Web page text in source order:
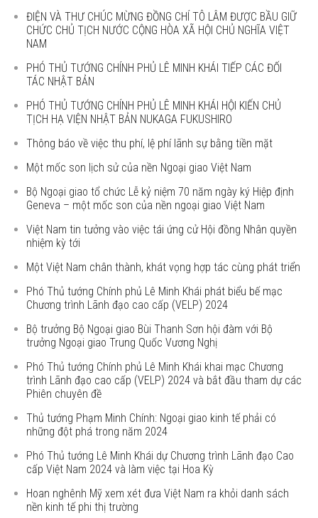
ĐIỆN VÀ THƯ CHÚC MỪNG ĐỒNG CHÍ TÔ LÂM ĐƯỢC BẦU GIỮ
CHỨC CHỦ TỊCH NƯỚC CỘNG HÒA XÃ HỘI CHỦ NGHĨA VIỆT
NAM
PHÓ THỦ TƯỚNG CHÍNH PHỦ LÊ MINH KHÁI TIẾP CÁC ĐỐI
TÁC NHẬT BẢN
PHÓ THỦ TƯỚNG CHÍNH PHỦ LÊ MINH KHÁI HỘI KIẾN CHỦ
TỊCH HẠ VIỆN NHẬT BẢN NUKAGA FUKUSHIRO
Thông báo về việc thu phí, lệ phí lãnh sự bằng tiền mặt
Một mốc son lịch sử của nền Ngoại giao Việt Nam
Bộ Ngoại giao tổ chức Lễ kỷ niệm 70 năm ngày ký Hiệp định
Geneva – một mốc son của nền ngoại giao Việt Nam
Việt Nam tin tưởng vào việc tái ứng cử Hội đồng Nhân quyền
nhiệm kỳ tới
Một Việt Nam chân thành, khát vọng hợp tác cùng phát triển
Phó Thủ tướng Chính phủ Lê Minh Khái phát biểu bế mạc
Chương trình Lãnh đạo cao cấp (VELP) 2024
Bộ trưởng Bộ Ngoại giao Bùi Thanh Sơn hội đàm với Bộ
trưởng Ngoại giao Trung Quốc Vương Nghị
Phó Thủ tướng Chính phủ Lê Minh Khái khai mạc Chương
trình Lãnh đạo cao cấp (VELP) 2024 và bắt đầu tham dự các
Phiên chuyên đề
Thủ tướng Phạm Minh Chính: Ngoại giao kinh tế phải có
những đột phá trong năm 2024
Phó Thủ tướng Lê Minh Khái dự Chương trình Lãnh đạo Cao
cấp Việt Nam 2024 và làm việc tại Hoa Kỳ
Hoan nghênh Mỹ xem xét đưa Việt Nam ra khỏi danh sách
nền kinh tế phi thị trường